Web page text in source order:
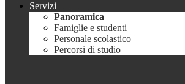
Servizi
Panoramica
Famiglie e studenti
Personale scolastico
Percorsi di studio